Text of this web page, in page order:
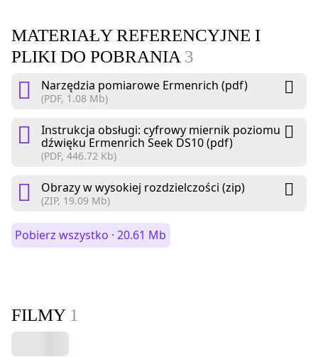
MATERIAŁY REFERENCYJNE I
PLIKI DO POBRANIA 3
Narzędzia pomiarowe Ermenrich (pdf)
(PDF, 1.08 Mb)
Instrukcja obsługi: cyfrowy miernik poziomu
dźwięku Ermenrich Seek DS10 (pdf)
(PDF, 446.72 Kb)
Obrazy w wysokiej rozdzielczości (zip)
(ZIP, 19.09 Mb)
Pobierz wszystko · 20.61 Mb
FILMY 1